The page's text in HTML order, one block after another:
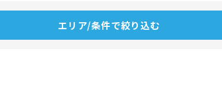
エリア/条件で絞り込む